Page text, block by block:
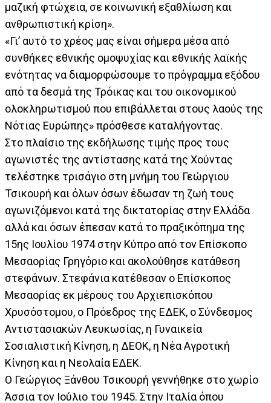
μαζική φτώχεια, σε κοινωνική εξαθλίωση και
ανθρωπιστική κρίση».
«Γι’ αυτό το χρέος μας είναι σήμερα μέσα από
συνθήκες εθνικής ομοψυχίας και εθνικής λαϊκής
ενότητας να διαμορφώσουμε το πρόγραμμα εξόδου
από τα δεσμά της Τρόικας και του οικονομικού
ολοκληρωτισμού που επιβάλλεται στους λαούς της
Νότιας Ευρώπης» πρόσθεσε καταλήγοντας.
Στο πλαίσιο της εκδήλωσης τιμής προς τους
αγωνιστές της αντίστασης κατά της Χούντας
τελέστηκε τρισάγιο στη μνήμη του Γεώργιου
Τσικουρή και όλων όσων έδωσαν τη ζωή τους
αγωνιζόμενοι κατά της δικτατορίας στην Ελλάδα
αλλά και όσων έπεσαν κατά το πραξικόπημα της
15ης Ιουλίου 1974 στην Κύπρο από τον Επίσκοπο
Μεσαορίας Γρηγόριο και ακολούθησε κατάθεση
στεφάνων. Στεφάνια κατέθεσαν ο Επίσκοπος
Μεσαορίας εκ μέρους του Αρχιεπισκόπου
Χρυσόστομου, ο Πρόεδρος της ΕΔΕΚ, ο Σύνδεσμος
Αντιστασιακών Λευκωσίας, η Γυναικεία
Σοσιαλιστική Κίνηση, η ΔΕΟΚ, η Νέα Αγροτική
Κίνηση και η Νεολαία ΕΔΕΚ.
Ο Γεώργιος Ξάνθου Τσικουρή γεννήθηκε στο χωρίο
Άσσια τον Ιούλιο του 1945. Στην Ιταλία όπου